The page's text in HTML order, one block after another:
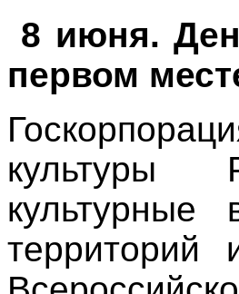
8 июня.
первом
культуры